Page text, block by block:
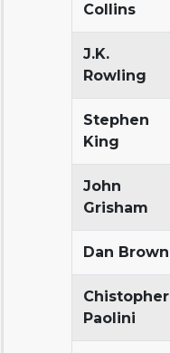
Collins
J.K.
Rowling
Stephen
King
John
Grisham
Dan Brown
Chistopher
Paolini